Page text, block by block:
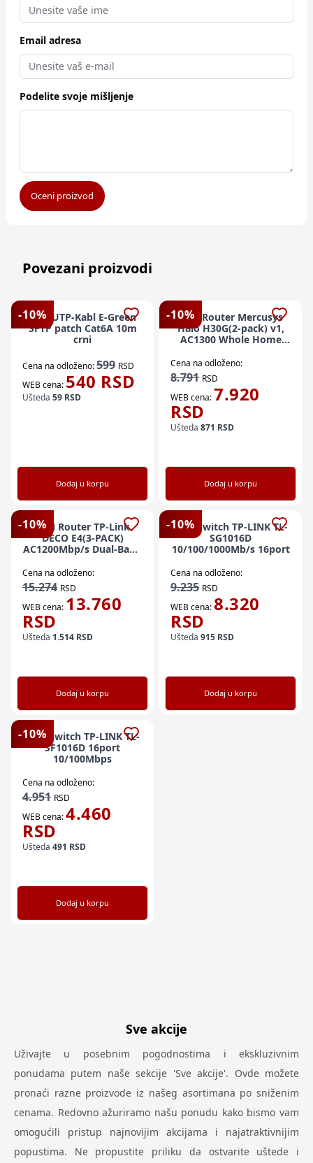
Email adresa
Podelite svoje mišljenje
Oceni proizvod
Povezani proizvodi
-10%
LAN UTP-Kabl E-Green
SFTP patch Cat6A 10m
crni
Cena na odloženo:599 RSD
WEB cena: 540 RSD
Ušteda 59 RSD
Dodaj u korpu
-10%
LAN Router Mercusys
Halo H30G(2-pack) v1,
AC1300 Whole Home
(62559)
Cena na odloženo:
8.791 RSD
WEB cena:7.920
RSD
Ušteda 871 RSD
Dodaj u korpu
-10%
LAN Router TP-Link
DECO E4(3-PACK)
AC1200Mbp/s Dual-Band
Cena na odloženo:
15.274 RSD
WEB cena: 13.760
RSD
Ušteda 1.514 RSD
Dodaj u korpu
-10%
LAN Switch TP-LINK TL-
SG1016D
10/100/1000Mb/s 16port
Cena na odloženo:
9.235 RSD
WEB cena:8.320
RSD
Ušteda 915 RSD
Dodaj u korpu
-10%
LAN Switch TP-LINK TL-
SF1016D 16port
10/100Mbps
Cena na odloženo:
4.951 RSD
WEB cena:4.460
RSD
Ušteda 491 RSD
Dodaj u korpu
Sve akcije
Uživajte u posebnim pogodnostima i ekskluzivnim
ponudama putem naše sekcije 'Sve akcije'. Ovde možete
pronaći razne proizvode iz našeg asortimana po sniženim
cenama. Redovno ažuriramo našu ponudu kako bismo vam
omogućili pristup najnovijim akcijama i najatraktivnijim
popustima. Ne propustite priliku da ostvarite uštede i